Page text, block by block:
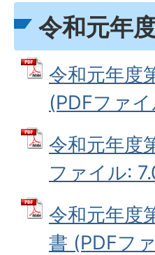
令和元年
令和元年度
(PDFファ
令和元年度
ファイル:
令和元年度
書 (PDFフ